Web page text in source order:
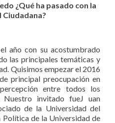
¿Qué ha pasado con la
Ciudadana?
año con su acostumbrado
las principales temáticas y
Quisimos empezar el 2016
principal preocupación en
entre todos los
Nuestro invitado fueJ uan
de la Universidad del
de la Universidad de